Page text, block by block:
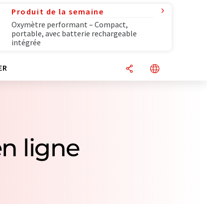
Produit de la semaine
Oxymètre performant – Compact,
portable, avec batterie rechargeable
intégrée
ligne